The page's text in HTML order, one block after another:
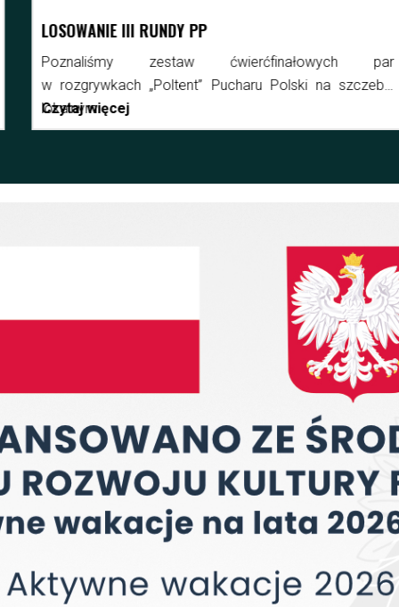
LOSOWANIE III RUNDY PP
Poznaliśmy zestaw ćwierćfinałowych par
w rozgrywkach „Poltent” Pucharu Polski na szczeblu
lokalnym.
Czytaj więcej